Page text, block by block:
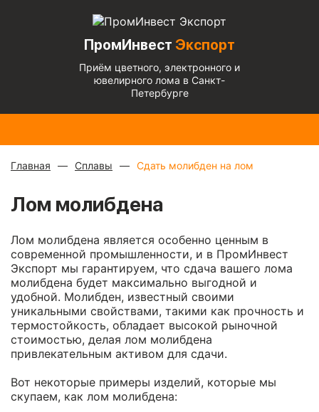
ПромИнвест Экспорт
Приём цветного, электронного и
ювелирного лома в Санкт-
Петербурге
Радиаторы
310 ₽/кг
Медный
кг
Алюминиевый
₽/кг
Главная Сплавы Сдать молибден на лом
Лом молибдена
Лом молибдена является особенно ценным в
современной промышленности, и в ПромИнвест
Экспорт мы гарантируем, что сдача вашего лома
молибдена будет максимально выгодной и
удобной. Молибден, известный своими
уникальными свойствами, такими как прочность и
термостойкость, обладает высокой рыночной
стоимостью, делая лом молибдена
привлекательным активом для сдачи.
Вот некоторые примеры изделий, которые мы
скупаем, как лом молибдена: